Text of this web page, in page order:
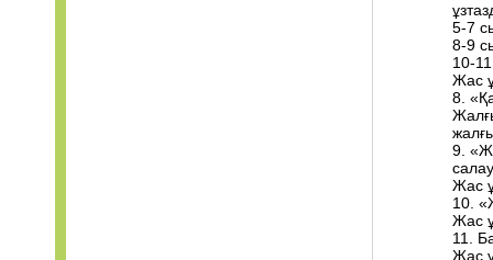
5-7
8-9
10-
Жас
8.
9.
Жас
10.
Жас
11.
Жас